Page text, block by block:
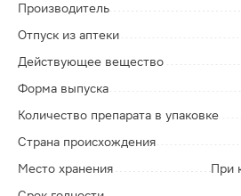
Производитель
Отпуск из аптеки
Действующее вещество
Форма выпуска
Количество препарата в упаковке
Страна происхождения
Место хранения
При